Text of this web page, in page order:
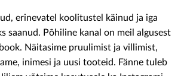
erinevatel koolitustel käinud ja iga
saanud. Põhiline kanal on meil algusest
Näitasime pruulimist ja villimist,
inimesi ja uusi tooteid. Fänne tuleb